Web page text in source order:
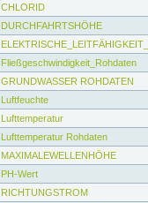
CHLORID
DURCHFAHRTSHÖHE
Fließgeschwindigkeit_Rohdaten
GRUNDWASSER ROHDATEN
Luftfeuchte
Lufttemperatur
Lufttemperatur Rohdaten
MAXIMALEWELLENHÖHE
PH-Wert
RICHTUNGSTROM